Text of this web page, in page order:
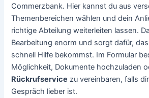
Commerzbank. Hier kannst du aus
Themenbereichen wählen und dein
richtige Abteilung weiterleiten lassen.
Bearbeitung enorm und sorgt dafür,
schnell Hilfe bekommst. Im Formular
Möglichkeit, Dokumente hochzuladen
Rückrufservice zu vereinbaren, falls
Gespräch lieber ist.